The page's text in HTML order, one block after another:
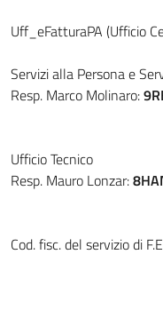
Uff_eFatturaPA (Ufficio
Servizi alla Persona e
Resp. Marco Molinaro:
Ufficio Tecnico
Resp. Mauro Lonzar:
Cod. fisc. del servizio di